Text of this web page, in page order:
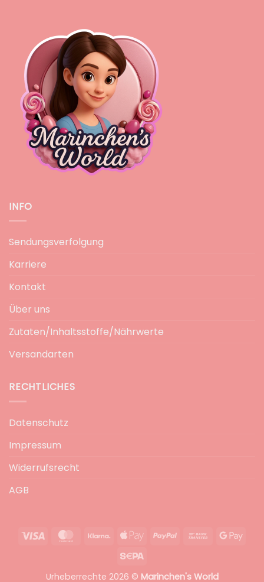
INFO
Sendungsverfolgung
Karriere
Kontakt
Über uns
Zutaten/Inhaltsstoffe/Nährwerte
Versandarten
RECHTLICHES
Datenschutz
Impressum
Widerrufsrecht
AGB
Visa MasterCardKlarna Apple
PayPal
Bank
Urheberrechte 2026 © Marinchen's World